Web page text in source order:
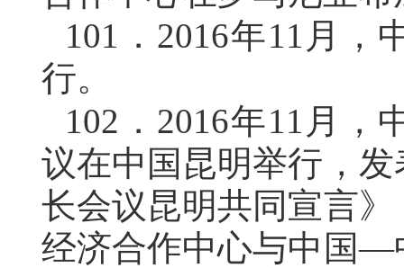
101． 2016年11月，
行。
102． 2016年11月，
议在中国昆明举行，
长会议昆明共同宣言
经济合作中心与中国—